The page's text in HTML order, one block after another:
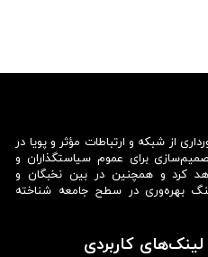
لینک‌های کاربردی
از شبکه و ارتباطات مؤثر و پویا در
برای عموم سیاستگذاران و
کرد و همچنین در بین نخبگان و
بهره‌وری در سطح جامعه شناخته